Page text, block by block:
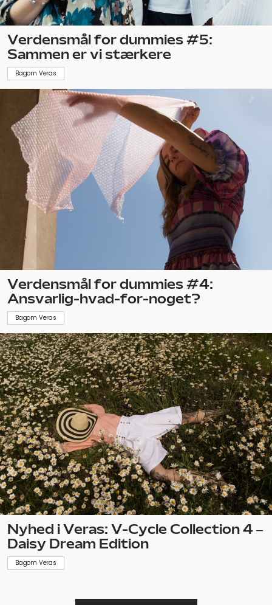
Verdensmål for dummies #5:
Sammen er vi stærkere
Bagom Veras
Verdensmål for dummies #4:
Ansvarlig-hvad-for-noget?
Bagom Veras
Nyhed i Veras: V-Cycle Collection 4 –
Daisy Dream Edition
Bagom Veras